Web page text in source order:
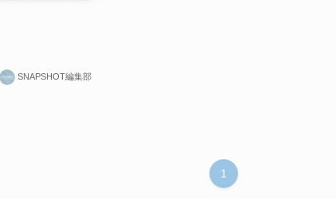
SNAPSHOT編集部
1